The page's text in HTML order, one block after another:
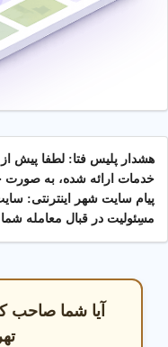
هشدار پلیس فتا: لطفا پیش
خدمات ارائه شده، به صورت
پیام سایت شهر اینترنتی:
مسِئولیت در قبال معامله شما
آیا شما صاحب